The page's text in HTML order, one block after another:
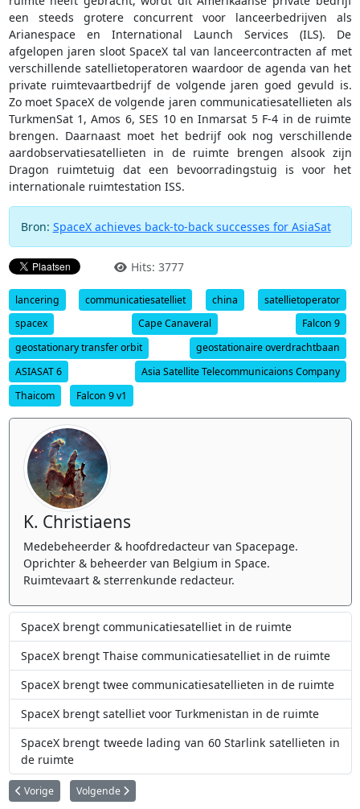
een steeds grotere concurrent voor lanceerbedrijven als
Arianespace en International Launch Services (ILS). De
afgelopen jaren sloot SpaceX tal van lanceercontracten af met
verschillende satellietoperatoren waardoor de agenda van het
private ruimtevaartbedrijf de volgende jaren goed gevuld is.
Zo moet SpaceX de volgende jaren communicatiesatellieten als
TurkmenSat 1, Amos 6, SES 10 en Inmarsat 5 F-4 in de ruimte
brengen. Daarnaast moet het bedrijf ook nog verschillende
aardobservatiesatellieten in de ruimte brengen alsook zijn
Dragon ruimtetuig dat een bevoorradingstuig is voor het
internationale ruimtestation ISS.
Bron: SpaceX achieves back-to-back successes for AsiaSat
Hits: 3777
lancering communicatiesatelliet china
satellietoperator
spacex
Cape Canaveral
Falcon 9
geostationary transfer orbit
geostationaire overdrachtbaan
ASIASAT 6
Asia Satellite Telecommunicaions Company
Thaicom
Falcon 9 v1
K. Christiaens
Medebeheerder & hoofdredacteur van Spacepage.
Oprichter & beheerder van Belgium in Space.
Ruimtevaart & sterrenkunde redacteur.
SpaceX brengt communicatiesatelliet in de ruimte
SpaceX brengt Thaise communicatiesatelliet in de ruimte
SpaceX brengt twee communicatiesatellieten in de ruimte
SpaceX brengt satelliet voor Turkmenistan in de ruimte
SpaceX brengt tweede lading van 60 Starlink satellieten in
de ruimte
Vorig artikel: Ultrageheime Amerikaanse satelliet gaat de ruimte in
Vorige Volgende artikel: Sojoez raket brengt twee Galileo-
Volgende